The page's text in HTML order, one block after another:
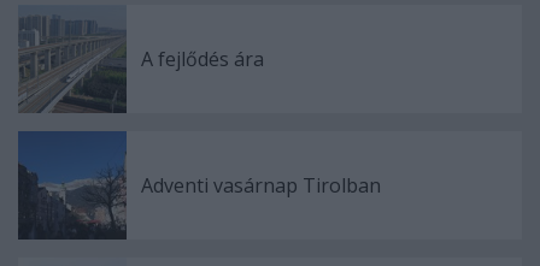
A fejlődés ára
Adventi vasárnap Tirolban